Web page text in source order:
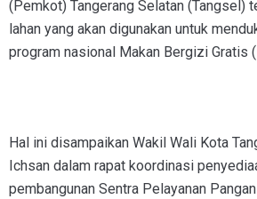
(Pemkot) Tangerang Selatan (Tangsel)
lahan yang akan digunakan untuk
program nasional Makan Bergizi Gratis
Hal ini disampaikan Wakil Wali Kota
Ichsan dalam rapat koordinasi
pembangunan Sentra Pelayanan